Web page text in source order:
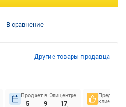
В сравнение
Другие товары продавца
Продает в Эпицентре
5 9 17
клиентов